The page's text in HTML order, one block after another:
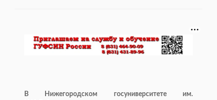
В Нижегородском госуниверситете им.